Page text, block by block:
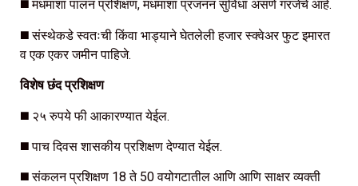
◼️ मधमाशा पालन प्रशिक्षण, मधमाशा प्रजनन सुविधा असणे गरजेचे आहे.
◼️ संस्थेकडे स्वतःची किंवा भाड्याने घेतलेली हजार स्क्वेअर फुट इमारत
व एक एकर जमीन पाहिजे.
विशेष छंद प्रशिक्षण
◼️ २५ रुपये फी आकारण्यात येईल.
◼️ पाच दिवस शासकीय प्रशिक्षण देण्यात येईल.
◼️ संकलन प्रशिक्षण 18 ते 50 वयोगटातील आणि आणि साक्षर व्यक्ती